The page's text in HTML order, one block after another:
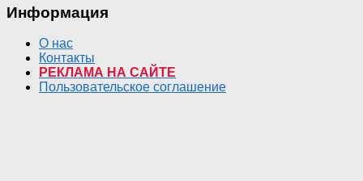
Информация
О нас
Контакты
РЕКЛАМА НА САЙТЕ
Пользовательское соглашение